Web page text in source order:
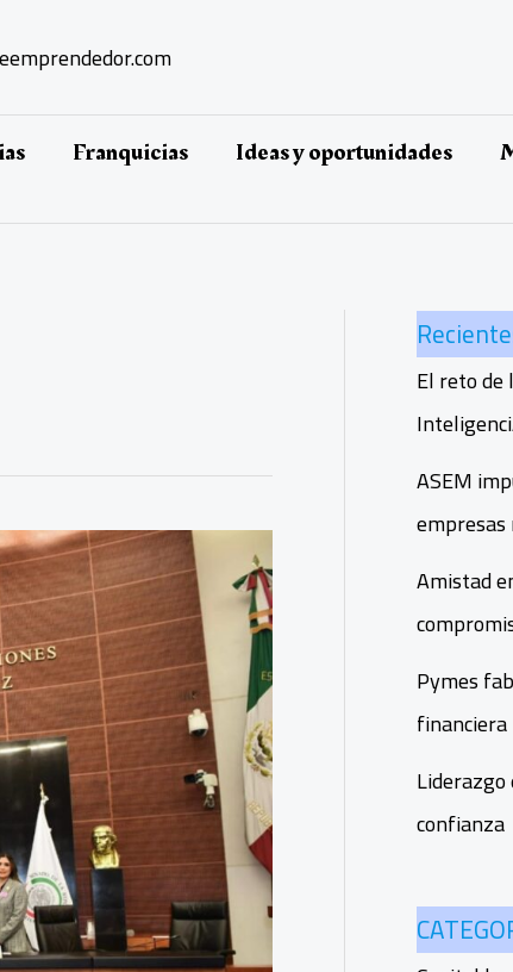
Franquicias Ideas y oportunidades
El reto de
ASEM
empresas
Amistad
Pymes
financiera
confianza